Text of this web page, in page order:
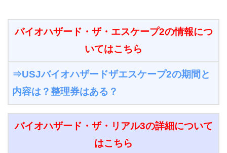
バイオハザード・ザ・エスケープ2の情報につ
いてはこちら
⇒USJバイオハザードザエスケープ2の期間と
内容は？整理券はある？
バイオハザード・ザ・リアル3の詳細について
はこちら